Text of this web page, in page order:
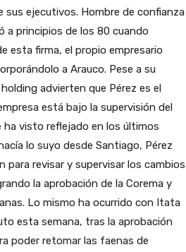
ejecutivos. Hombre de confianza
a principios de los 80 cuando
esta firma, el propio empresario
a Arauco. Pese a su
advierten que Pérez es el
está bajo la supervisión del
visto reflejado en los últimos
lo suyo desde Santiago, Pérez
para revisar y supervisar los cambios
la aprobación de la Corema y
Lo mismo ha ocurrido con Itata
esta semana, tras la aprobación
poder retomar las faenas de